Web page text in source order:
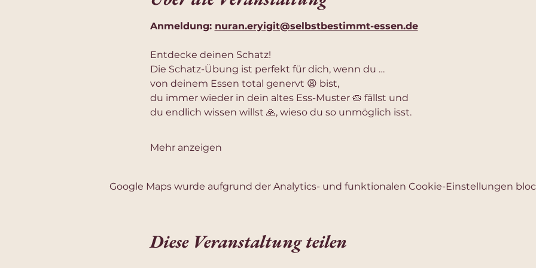
Anmeldung: nuran.eryigit@selbstbestimmt-essen.de
Entdecke deinen Schatz!
Die Schatz-Übung ist perfekt für dich, wenn du …
von deinem Essen total genervt 😩 bist,
du immer wieder in dein altes Ess-Muster 🥧 fällst und
du endlich wissen willst 🙏, wieso du so unmöglich isst.
Mehr anzeigen
Google Maps wurde aufgrund der Analytics- und funktionalen Cookie-Einstellungen
Diese Veranstaltung teilen